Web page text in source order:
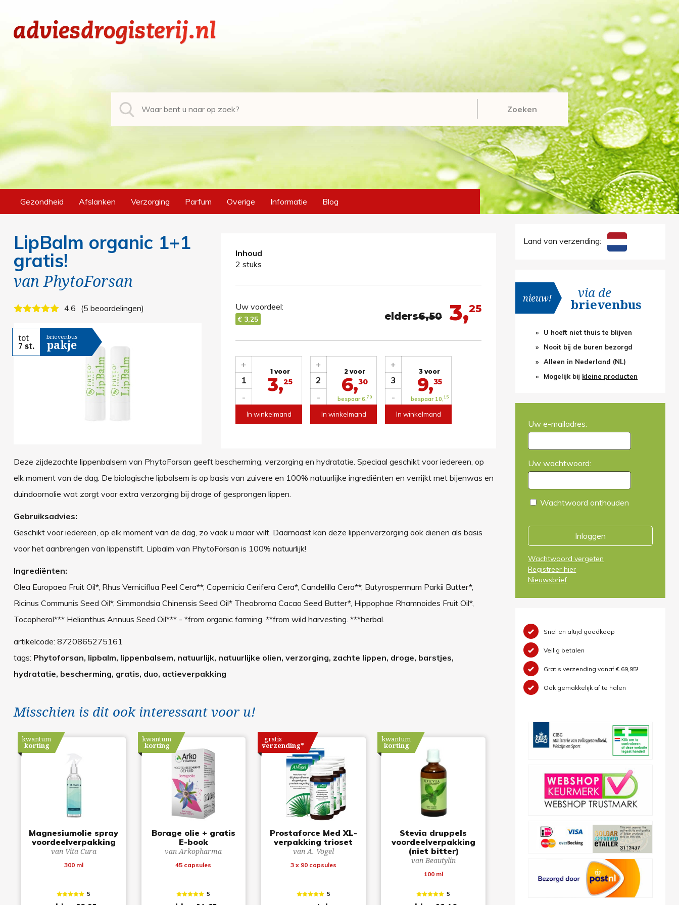
Zoeken
Gezondheid Afslanken Verzorging Parfum Overige Informatie Blog
LipBalm organic 1+1
gratis!
vanPhytoForsan
4.6 5 beoordelingen
tot
7 st.
brievenbus
pakje
Inhoud
2 stuks
3,25
elders6,50
Uw voordeel:
€ 3,25
1
-
+
1 voor
3,25
In winkelmand
2
-
+
2 voor
6,30
bespaar 6,70
In winkelmand
3
-
+
3 voor
9,35
bespaar 10,15
In winkelmand
Deze zijdezachte lippenbalsem van PhytoForsan geeft bescherming, verzorging en hydratatie. Speciaal geschikt voor iedereen, op
elk moment van de dag. De biologische lipbalsem is op basis van zuivere en 100% natuurlijke ingrediënten en verrijkt met bijenwas en
duindoornolie wat zorgt voor extra verzorging bij droge of gesprongen lippen.
Gebruiksadvies:
Geschikt voor iedereen, op elk moment van de dag, zo vaak u maar wilt. Daarnaast kan deze lippenverzorging ook dienen als basis
voor het aanbrengen van lippenstift. Lipbalm van PhytoForsan is 100% natuurlijk!
Ingrediënten:
Olea Europaea Fruit Oil*, Rhus Verniciflua Peel Cera**, Copernicia Cerifera Cera*, Candelilla Cera**, Butyrospermum Parkii Butter*,
Ricinus Communis Seed Oil*, Simmondsia Chinensis Seed Oil* Theobroma Cacao Seed Butter*, Hippophae Rhamnoides Fruit Oil*,
Tocopherol*** Helianthus Annuus Seed Oil*** - *from organic farming, **from wild harvesting. ***herbal.
artikelcode: 8720865275161
tags: Phytoforsan, lipbalm, lippenbalsem, natuurlijk, natuurlijke olien, verzorging, zachte lippen, droge, barstjes,
hydratatie, bescherming, gratis, duo, actieverpakking
Misschien is dit ook interessant voor u!
Magnesiumolie spray
voordeelverpakking
van Vita Cura
300 ml
kwantum
korting
5
Borage olie + gratis
E-book
van Arkopharma
45 capsules
kwantum
korting
5
Prostaforce Med XL-
verpakking trioset
van A. Vogel
3 x 90 capsules
gratis
verzending*
5
Stevia druppels
voordeelverpakking
(niet bitter)
van Beautylin
100 ml
kwantum
korting
5
Land van verzending:
nieuw! via de
brievenbus
U hoeft niet thuis te blijven
Nooit bij de buren bezorgd
Alleen in Nederland (NL)
Mogelijk bij kleine producten
Uw e-mailadres:
Uw wachtwoord:
Wachtwoord onthouden
Inloggen
Wachtwoord vergeten
Registreer hier
Nieuwsbrief
Snel en altijd goedkoop
Veilig betalen
Gratis verzending vanaf € 69,95!
Ook gemakkelijk af te halen